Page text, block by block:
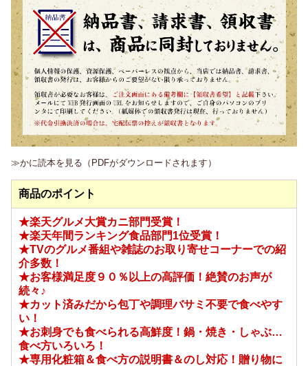
≫かに読本を見る（PDFがダウンロードされます）
商品のポイント
★楽天グルメ大賞カニ部門受賞！
★楽天年間ランキング食品部門1位受賞！
★TVのグルメ番組や雑誌のお取り寄せコーナーでの紹
介多数！
★お客様満足度９０％以上の高評価！絶賛のお声が
続々♪
★カット済みだから包丁や調理バサミ不要で食べやす
い！
★お刺身でも食べられる高鮮度！鍋・焼き・しゃぶ…
食べ方いろいろ！
★専用化粧箱＆食べ方の説明書＆のし対応！贈り物に